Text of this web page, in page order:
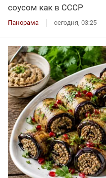
соусом как в СССР
Панорама сегодня, 03:25